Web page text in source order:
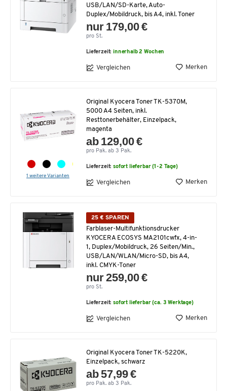
USB/LAN/SD-Karte, Auto-
Duplex/Mobildruck, bis A4, inkl. Toner
nur 179,00 €
pro St.
Lieferzeit:innerhalb 2 Wochen
Vergleichen Merken
1 weitere Varianten
Original Kyocera Toner TK-5370M,
5000 A4 Seiten, inkl.
Resttonerbehälter, Einzelpack,
magenta
ab 129,00 €
pro Pak. ab 3 Pak.
Lieferzeit:sofort lieferbar (1-2 Tage)
Vergleichen Merken
25 € SPAREN
Farblaser-Multifunktionsdrucker
KYOCERA ECOSYS MA2101cwfx, 4-in-
1, Duplex/Mobildruck, 26 Seiten/Min.,
USB/LAN/WLAN/Micro-SD, bis A4,
inkl. CMYK-Toner
nur 259,00 €
pro St.
Lieferzeit:sofort lieferbar (ca. 3 Werktage)
Vergleichen Merken
Original Kyocera Toner TK-5220K,
Einzelpack, schwarz
ab 57,99 €
pro Pak. ab 3 Pak.